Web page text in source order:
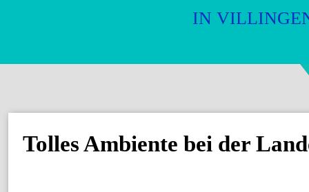
N VILLINGE
Tolles Ambiente bei der